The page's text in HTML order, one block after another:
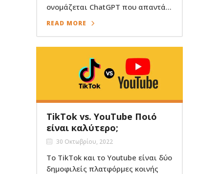
ονομάζεται ChatGPT που απαντά...
READ MORE
TikTok vs. YouTube Ποιό
είναι καλύτερο;
30 Οκτωβρίου, 2022
Το TikTok και το Youtube είναι δύο
δημοφιλείς πλατφόρμες κοινής